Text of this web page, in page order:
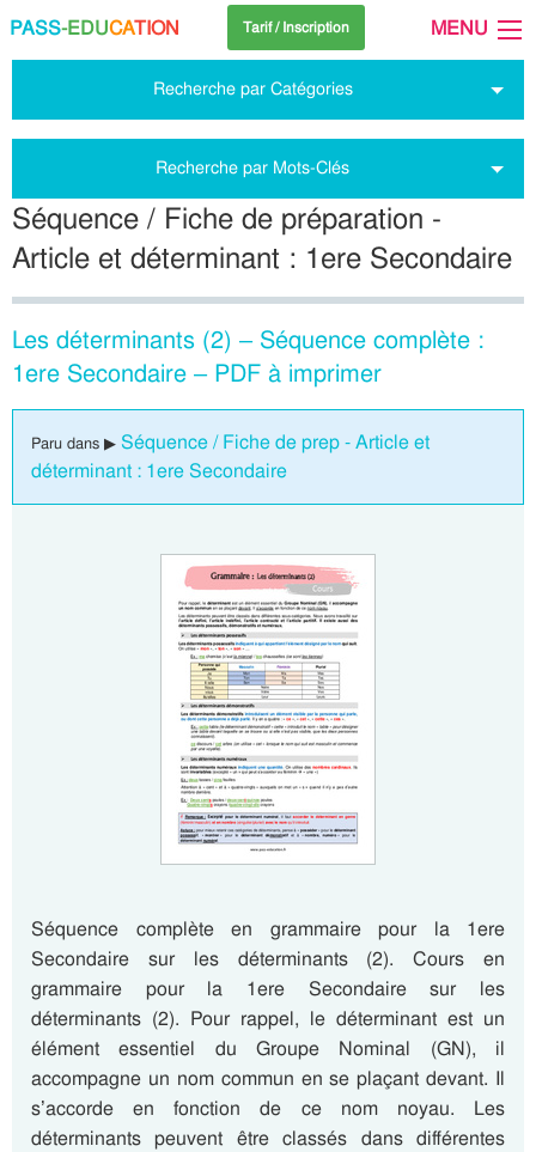
PASS-EDUCATION Tarif / Inscription MENU
Recherche par Catégories
Recherche par Mots-Clés
Séquence / Fiche de préparation -
Article et déterminant : 1ere Secondaire
Les déterminants (2) – Séquence complète :
1ere Secondaire – PDF à imprimer
Paru dans ▶ Séquence / Fiche de prep - Article et
déterminant : 1ere Secondaire
Séquence complète en grammaire pour la 1ere
Secondaire sur les déterminants (2). Cours en
grammaire pour la 1ere Secondaire sur les
déterminants (2). Pour rappel, le déterminant est un
élément essentiel du Groupe Nominal (GN), il
accompagne un nom commun en se plaçant devant. Il
s’accorde en fonction de ce nom noyau. Les
déterminants peuvent être classés dans différentes